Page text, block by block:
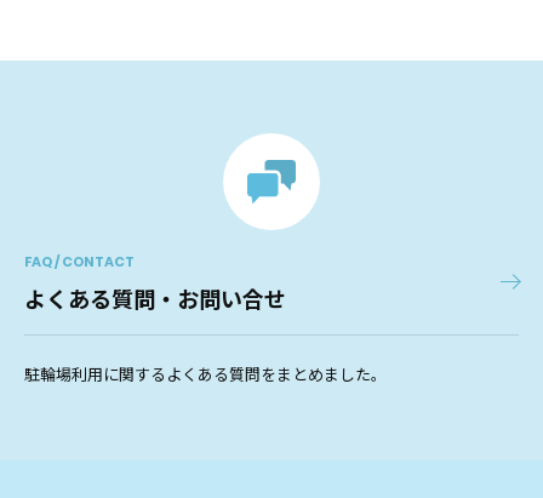
FAQ / CONTACT
よくある質問・お問い合せ
駐輪場利用に関するよくある質問をまとめました。